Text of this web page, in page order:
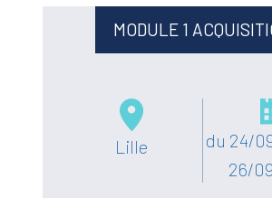
MODULE 1
Lille
du 24/
26/